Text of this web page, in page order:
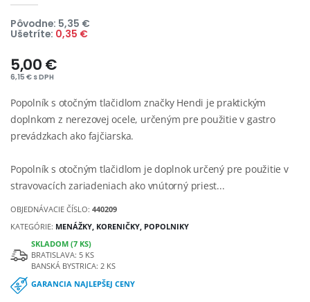
Pôvodne: 5,35 €
Ušetríte: 0,35 €
5,00 €
6,15 € s DPH
Popolník s otočným tlačidlom značky Hendi je praktickým
doplnkom z nerezovej ocele, určeným pre použitie v gastro
prevádzkach ako fajčiarska.
Popolník s otočným tlačidlom je doplnok určený pre použitie v
stravovacích zariadeniach ako vnútorný priest...
OBJEDNÁVACIE ČÍSLO:440209
KATEGÓRIE: MENÁŽKY, KORENIČKY, POPOLNIKY
SKLADOM (7 KS)
BRATISLAVA: 5 KS
BANSKÁ BYSTRICA: 2 KS
GARANCIA NAJLEPŠEJ CENY